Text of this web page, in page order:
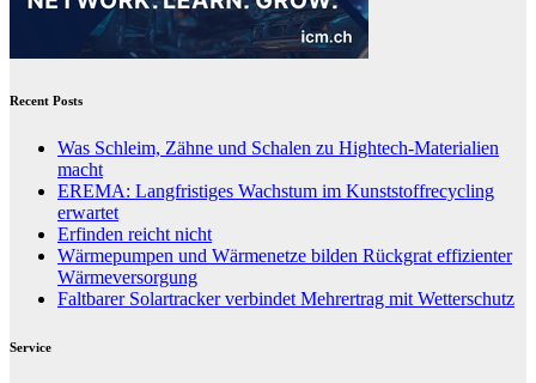
Recent Posts
Was Schleim, Zähne und Schalen zu Hightech-Materialien
macht
EREMA: Langfristiges Wachstum im Kunststoffrecycling
erwartet
Erfinden reicht nicht
Wärmepumpen und Wärmenetze bilden Rückgrat effizienter
Wärmeversorgung
Faltbarer Solartracker verbindet Mehrertrag mit Wetterschutz
Service